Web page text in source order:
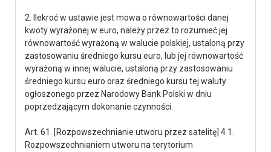
2. Ilekroć w ustawie jest mowa o równowartości danej
kwoty wyrażonej w euro, należy przez to rozumieć jej
równowartość wyrażoną w walucie polskiej, ustaloną przy
zastosowaniu średniego kursu euro, lub jej równowartość
wyrażoną w innej walucie, ustaloną przy zastosowaniu
średniego kursu euro oraz średniego kursu tej waluty
ogłoszonego przez Narodowy Bank Polski w dniu
poprzedzającym dokonanie czynności.
Art. 61. [Rozpowszechnianie utworu przez satelitę] 4 1.
Rozpowszechnianiem utworu na terytorium